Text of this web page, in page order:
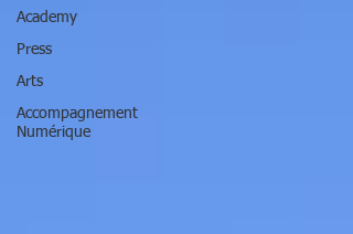
Academy
Press
Arts
Accompagnement
Numérique